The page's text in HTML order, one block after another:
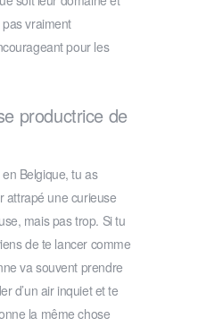
pas vraiment
pour les
productrice de
Belgique, tu as
attrapé une curieuse
mais pas trop. Si tu
de te lancer comme
va souvent prendre
d’un air inquiet et te
la même chose